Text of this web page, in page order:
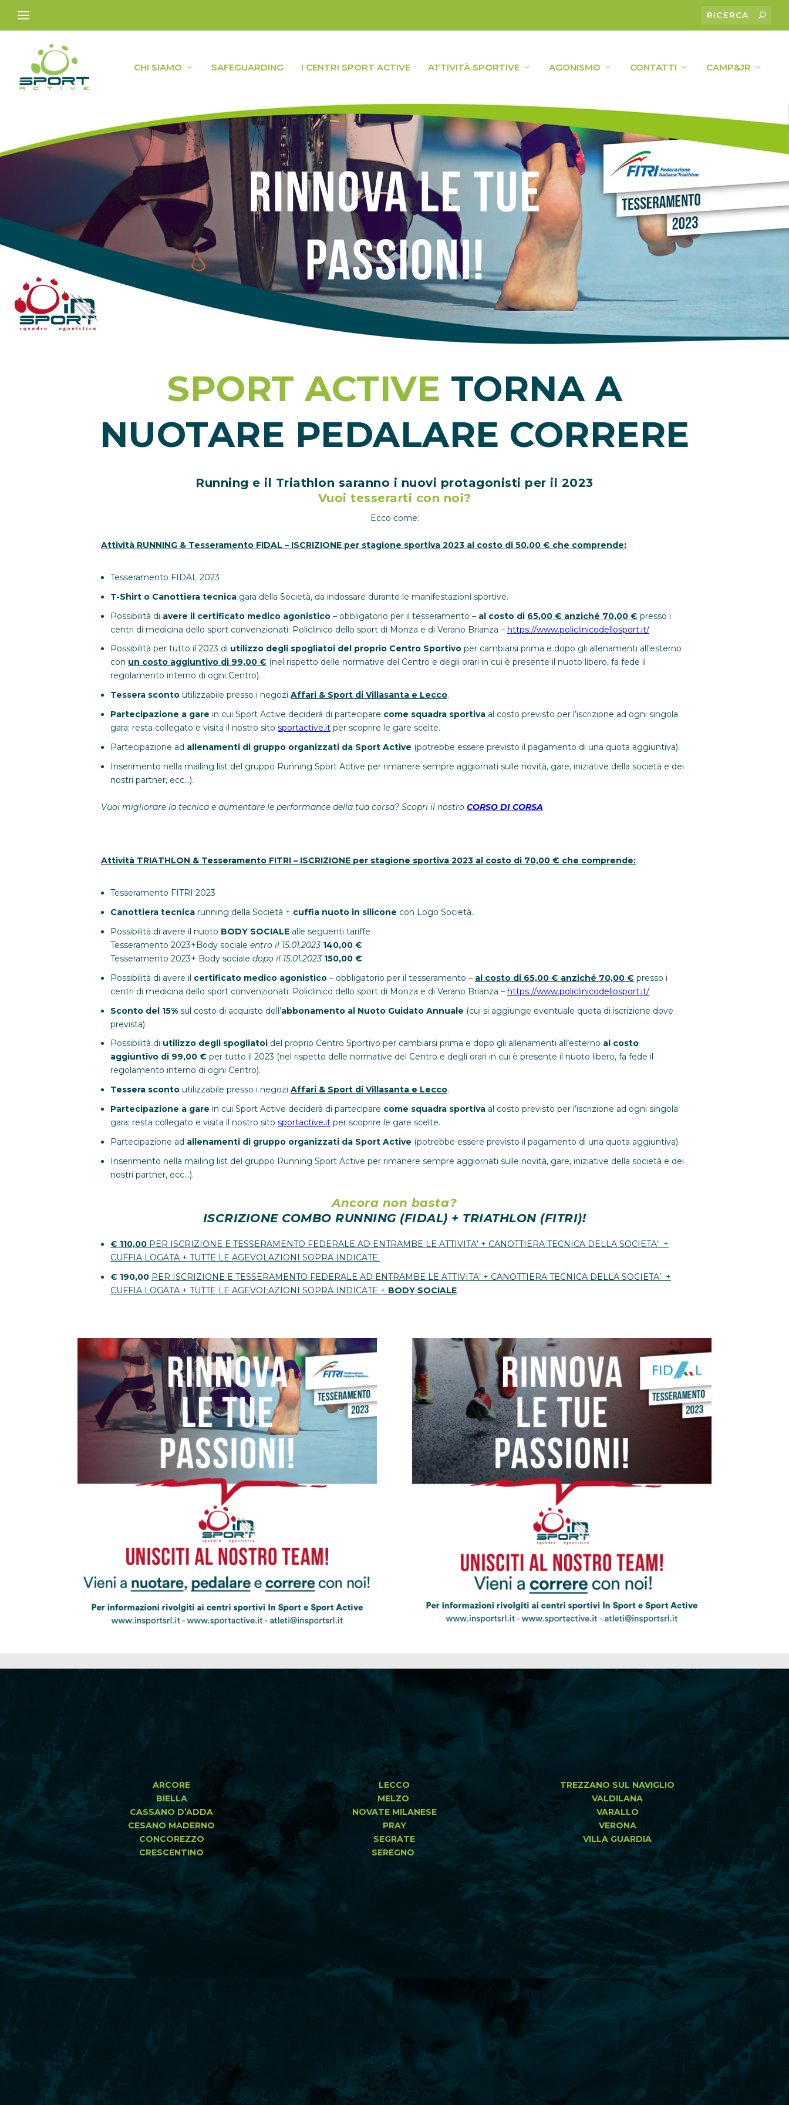
CHI SIAMO SAFEGUARDING I CENTRI SPORT ACTIVE ATTIVITÀ SPORTIVE AGONISMO CONTATTI CAMP&JR
SPORT ACTIVE TORNA A
NUOTARE PEDALARE CORRERE
Running e il Triathlon saranno i nuovi protagonisti per il 2023
Vuoi tesserarti con noi?
Ecco come:
Attività RUNNING & Tesseramento FIDAL – ISCRIZIONE per stagione sportiva 2023 al costo di 50,00 € che comprende:
Tesseramento FIDAL 2023
T-Shirt o Canottiera tecnica gara della Società, da indossare durante le manifestazioni sportive.
Possibilità di avere il certificato medico agonistico – obbligatorio per il tesseramento – al costo di 65,00 € anziché 70,00 € presso i
centri di medicina dello sport convenzionati: Policlinico dello sport di Monza e di Verano Brianza – https://www.policlinicodellosport.it/
Possibilità per tutto il 2023 di utilizzo degli spogliatoi del proprio Centro Sportivo per cambiarsi prima e dopo gli allenamenti all’esterno
con un costo aggiuntivo di 99,00 € (nel rispetto delle normative del Centro e degli orari in cui è presente il nuoto libero, fa fede il
regolamento interno di ogni Centro).
Tessera sconto utilizzabile presso i negozi Affari & Sport di Villasanta e Lecco.
Partecipazione a gare in cui Sport Active deciderà di partecipare come squadra sportiva al costo previsto per l’iscrizione ad ogni singola
gara; resta collegato e visita il nostro sito sportactive.it per scoprire le gare scelte.
Partecipazione ad allenamenti di gruppo organizzati da Sport Active (potrebbe essere previsto il pagamento di una quota aggiuntiva).
Inserimento nella mailing list del gruppo Running Sport Active per rimanere sempre aggiornati sulle novità, gare, iniziative della società e dei
nostri partner, ecc…).
Vuoi migliorare la tecnica e aumentare le performance della tua corsa? Scopri il nostro CORSO DI CORSA
Attività TRIATHLON & Tesseramento FITRI – ISCRIZIONE per stagione sportiva 2023 al costo di 70,00 € che comprende:
Tesseramento FITRI 2023
Canottiera tecnica running della Società + cuffia nuoto in silicone con Logo Società.
Possibilità di avere il nuoto BODY SOCIALE alle seguenti tariffe
Tesseramento 2023+Body sociale entro il 15.01.2023 140,00 €
Tesseramento 2023+ Body sociale dopo il 15.01.2023 150,00 €
Possibilità di avere il certificato medico agonistico – obbligatorio per il tesseramento – al costo di 65,00 € anziché 70,00 € presso i
centri di medicina dello sport convenzionati: Policlinico dello sport di Monza e di Verano Brianza – https://www.policlinicodellosport.it/
Sconto del 15% sul costo di acquisto dell’abbonamento al Nuoto Guidato Annuale (cui si aggiunge eventuale quota di iscrizione dove
prevista).
Possibilità di utilizzo degli spogliatoi del proprio Centro Sportivo per cambiarsi prima e dopo gli allenamenti all’esterno al costo
aggiuntivo di 99,00 € per tutto il 2023 (nel rispetto delle normative del Centro e degli orari in cui è presente il nuoto libero, fa fede il
regolamento interno di ogni Centro).
Tessera sconto utilizzabile presso i negozi Affari & Sport di Villasanta e Lecco.
Partecipazione a gare in cui Sport Active deciderà di partecipare come squadra sportiva al costo previsto per l’iscrizione ad ogni singola
gara; resta collegato e visita il nostro sito sportactive.it per scoprire le gare scelte.
Partecipazione ad allenamenti di gruppo organizzati da Sport Active (potrebbe essere previsto il pagamento di una quota aggiuntiva).
Inserimento nella mailing list del gruppo Running Sport Active per rimanere sempre aggiornati sulle novità, gare, iniziative della società e dei
nostri partner, ecc…).
Ancora non basta?
ISCRIZIONE COMBO RUNNING (FIDAL) + TRIATHLON (FITRI)!
€ 110,00 PER ISCRIZIONE E TESSERAMENTO FEDERALE AD ENTRAMBE LE ATTIVITA’ + CANOTTIERA TECNICA DELLA SOCIETA’ +
CUFFIA LOGATA + TUTTE LE AGEVOLAZIONI SOPRA INDICATE.
€ 190,00 PER ISCRIZIONE E TESSERAMENTO FEDERALE AD ENTRAMBE LE ATTIVITA’ + CANOTTIERA TECNICA DELLA SOCIETA’ +
CUFFIA LOGATA + TUTTE LE AGEVOLAZIONI SOPRA INDICATE + BODY SOCIALE
ARCORE
BIELLA
CASSANO D’ADDA
CESANO MADERNO
CONCOREZZO
CRESCENTINO
LECCO
MELZO
NOVATE MILANESE
PRAY
SEGRATE
SEREGNO
TREZZANO SUL NAVIGLIO
VALDILANA
VARALLO
VERONA
VILLA GUARDIA